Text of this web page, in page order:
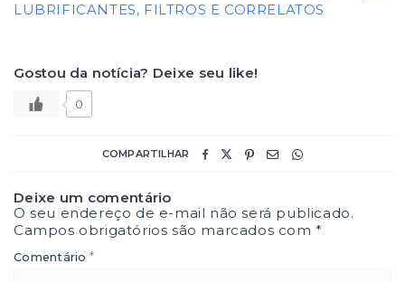
LUBRIFICANTES, FILTROS E CORRELATOS
Gostou da notícia? Deixe seu like!
0
COMPARTILHAR
Deixe um comentário
O seu endereço de e-mail não será publicado.
Campos obrigatórios são marcados com*
Comentário *